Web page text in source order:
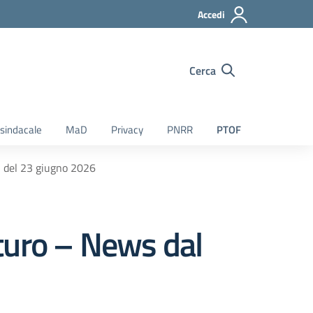
Accedi
Cerca
MaD Privacy PNRR PTOF
del 23 giugno 2026
– News dal